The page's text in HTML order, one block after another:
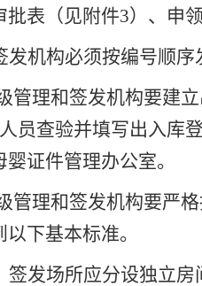
批表（见附件3）、申
发机构必须按编号顺
管理和签发机构要建
员查验并填写出入库
证件管理办公室。
管理和签发机构要严
下基本标准。
签发场所应分设独立